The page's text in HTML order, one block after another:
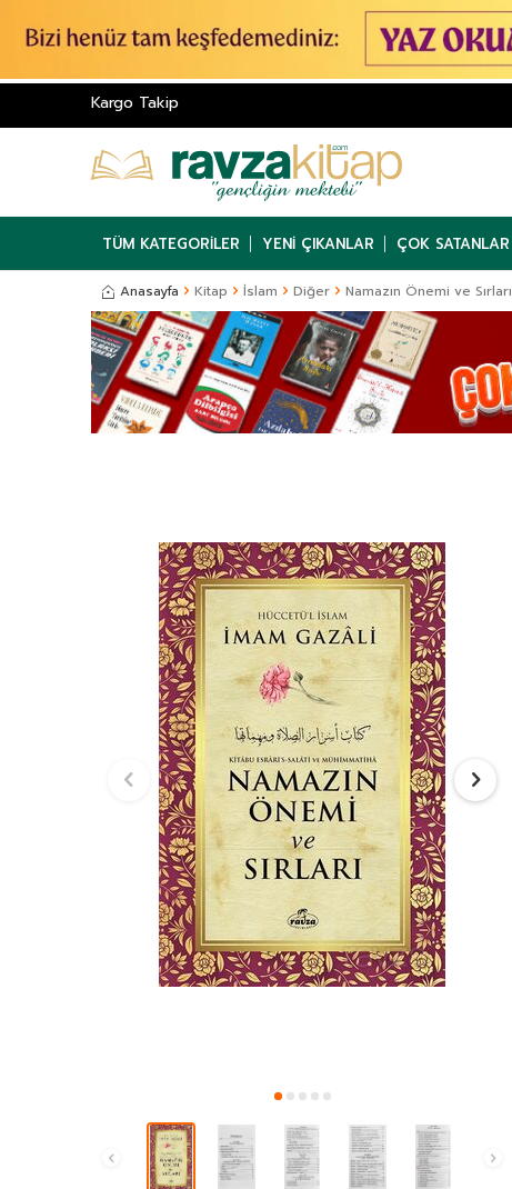
Kargo Takip
TÜM KATEGORILER YENI ÇIKANLAR ÇOK SATANLAR
Anasayfa Kitap İslam Diğer Namazın Önemi ve Sırları